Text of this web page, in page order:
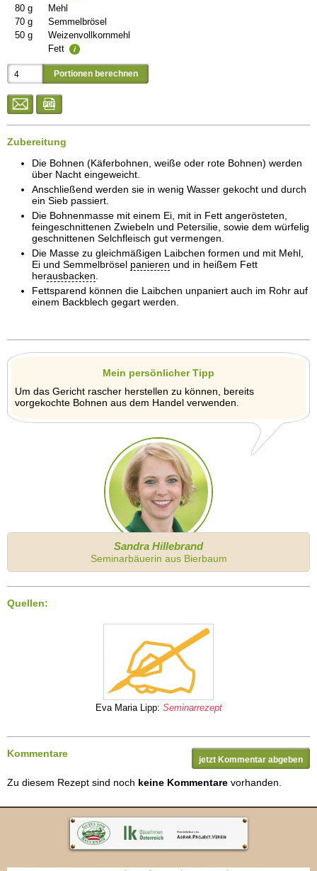
80 g
Mehl
70 g
Semmelbrösel
50 g
Weizenvollkornmehl
Fett
i
Zubereitung
Die Bohnen (Käferbohnen, weiße oder rote Bohnen) werden
über Nacht eingeweicht.
Anschließend werden sie in wenig Wasser gekocht und durch
ein Sieb passiert.
Die Bohnenmasse mit einem Ei, mit in Fett angerösteten,
feingeschnittenen Zwiebeln und Petersilie, sowie dem würfelig
geschnittenen Selchfleisch gut vermengen.
Die Masse zu gleichmäßigen Laibchen formen und mit Mehl,
Ei und Semmelbrösel panieren und in heißem Fett
herausbacken.
Fettsparend können die Laibchen unpaniert auch im Rohr auf
einem Backblech gegart werden.
Mein persönlicher Tipp
Um das Gericht rascher herstellen zu können, bereits
vorgekochte Bohnen aus dem Handel verwenden.
Sandra Hillebrand
Seminarbäuerin aus Bierbaum
Quellen:
Eva Maria Lipp: Seminarrezept
jetzt Kommentar abgeben
Kommentare
Zu diesem Rezept sind noch keine Kommentare vorhanden.